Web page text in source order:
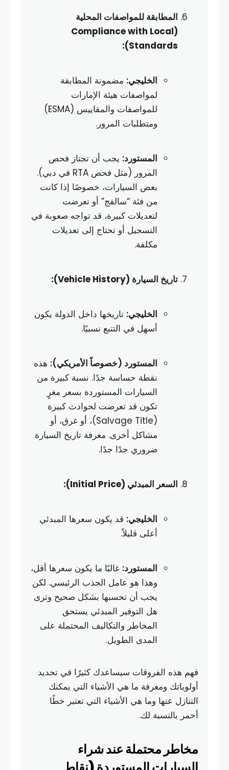
المطابقة للمواصفات المحلية
(Compliance with Local
Standards):
الخليجي: مضمونة المطابقة
لمواصفات هيئة الإمارات
للمواصفات والمقاييس (ESMA)
ومتطلبات المرور.
المستورد: يجب أن تجتاز فحص
المرور (مثل فحص RTA في دبي).
بعض السيارات، خصوصًا إذا كانت
من فئة “سالفج” أو تعرضت
لتعديلات كبيرة، قد تواجه صعوبة في
التسجيل أو تحتاج إلى تعديلات
مكلفة.
تاريخ السيارة (Vehicle History):
الخليجي: تاريخها داخل الدولة يكون
أسهل في التتبع نسبيًا.
المستورد (خصوصاً الأمريكي): هذه
نقطة حساسة جدًا. نسبة كبيرة من
السيارات المستوردة بسعر مغرٍ
تكون قد تعرضت لحوادث كبيرة
(Salvage Title)، أو غرق، أو
مشاكل أخرى. معرفة تاريخ السيارة
ضروري جدًا جدًا.
السعر المبدئي (Initial Price):
الخليجي: قد يكون سعرها المبدئي
أعلى قليلاً.
المستورد: غالبًا ما يكون سعرها أقل،
وهذا هو عامل الجذب الرئيسي. لكن
يجب أن تحسبها بشكل صحيح وترى
هل التوفير المبدئي يستحق
المخاطر والتكاليف المحتملة على
المدى الطويل.
فهم هذه الفروقات سيساعدك كثيرًا في تحديد
أولوياتك ومعرفة ما هي الأشياء التي يمكنك
التنازل عنها وما هي الأشياء التي تعتبر خطًا
أحمر بالنسبة لك.
مخاطر محتملة عند شراء